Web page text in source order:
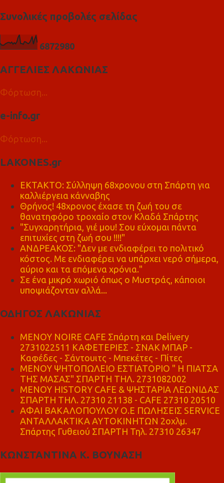
Συνολικές προβολές σελίδας
6872980
ΑΓΓΕΛΙΕΣ ΛΑΚΩΝΙΑΣ
Φόρτωση...
e-info.gr
Φόρτωση...
LAKONES.gr
ΕΚΤΑΚΤΟ: Σύλληψη 68χρονου στη Σπάρτη για
καλλιέργεια κάνναβης
Θρήνος! 48χρονος έχασε τη ζωή του σε
θανατηφόρο τροχαίο στον Κλαδά Σπάρτης
"Συγχαρητήρια, γιέ μου! Σου εύχομαι πάντα
επιτυχίες στη ζωή σου !!!!"
ΑΝΔΡΕΑΚΟΣ: "Δεν με ενδιαφέρει το πολιτικό
κόστος. Με ενδιαφέρει να υπάρχει νερό σήμερα,
αύριο και τα επόμενα χρόνια."
Σε ένα μικρό χωριό όπως ο Μυστράς, κάποιοι
υποψιάζονταν αλλά...
ΟΔΗΓΟΣ ΛΑΚΩΝΙΑΣ
MENOY NOIRE CAFE Σπάρτη και Delivery
2731022511 ΚΑΦΕΤΕΡΙΕΣ - ΣΝΑΚ ΜΠΑΡ -
Καφέδες - Σάντουιτς - Μπεκέτες - Πίτες
ΜΕΝΟΥ ΨΗΤΟΠΩΛΕΙΟ ΕΣΤΙΑΤΟΡΙΟ " Η ΠΙΑΤΣΑ
ΤΗΣ ΜΑΣΑΣ" ΣΠΑΡΤΗ ΤΗΛ. 2731082002
ΜΕΝΟΥ HISTORY CAFE & ΨΗΣΤΑΡΙΑ ΛΕΩΝΙΔΑΣ
ΣΠΑΡΤΗ ΤΗΛ. 27310 21138 - CAFE 27310 20510
ΑΦΑΙ ΒΑΚΑΛΟΠΟΥΛΟΥ Ο.Ε ΠΩΛΗΣΕΙΣ SERVICE
ΑΝΤΑΛΛΑΚΤΙΚΑ ΑΥΤΟΚΙΝΗΤΩΝ 2οχλμ.
Σπάρτης Γυθειού ΣΠΑΡΤΗ Τηλ. 27310 26347
ΚΩΝΣΤΑΝΤΙΝΑ Κ. ΒΟΥΝΑΣΗ